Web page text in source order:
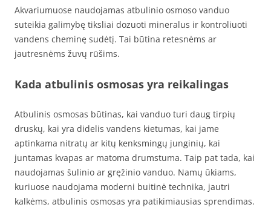
Akvariumuose naudojamas atbulinio osmoso vanduo
suteikia galimybę tiksliai dozuoti mineralus ir kontroliuoti
vandens cheminę sudėtį. Tai būtina retesnėms ar
jautresnėms žuvų rūšims.
Kada atbulinis osmosas yra reikalingas
Atbulinis osmosas būtinas, kai vanduo turi daug tirpių
druskų, kai yra didelis vandens kietumas, kai jame
aptinkama nitratų ar kitų kenksmingų junginių, kai
juntamas kvapas ar matoma drumstuma. Taip pat tada, kai
naudojamas šulinio ar gręžinio vanduo. Namų ūkiams,
kuriuose naudojama moderni buitinė technika, jautri
kalkėms, atbulinis osmosas yra patikimiausias sprendimas.